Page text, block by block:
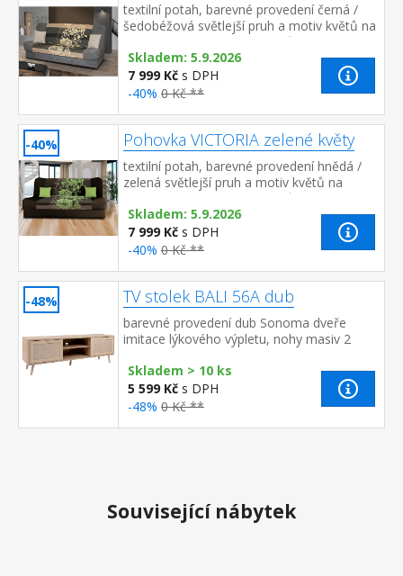
textilní potah, barevné provedení černá /
šedobéžová světlejší pruh a motiv květů na
sedací a opěradlové části může být umístěn
i v jiné poloze, než j...
Skladem: 5.9.2026
7 999 Kč s DPH
-40% 0 Kč **
-40% Pohovka VICTORIA zelené květy
textilní potah, barevné provedení hnědá /
zelená světlejší pruh a motiv květů na
sedací a opěradlové části může být umístěn
i v jiné poloze, než je na...
Skladem: 5.9.2026
7 999 Kč s DPH
-40% 0 Kč **
-48% TV stolek BALI 56A dub
barevné provedení dub Sonoma dveře
imitace lýkového výpletu, nohy masiv 2
do 35 kg
Skladem > 10 ks
5 599 Kč s DPH
-48% 0 Kč **
Související nábytek